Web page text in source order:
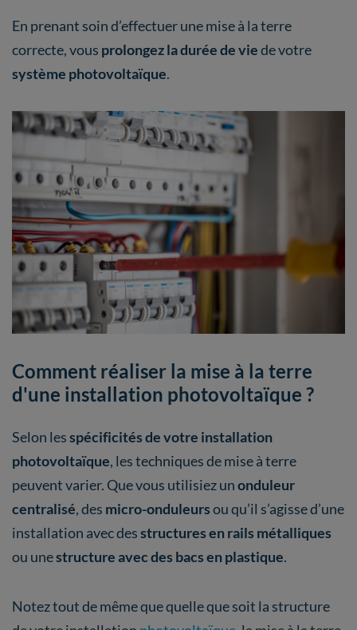
En prenant soin d’effectuer une mise à la terre
correcte, vous prolongez la durée de viede votre
système photovoltaïque.
Comment réaliser la mise à la terre
d'une installation photovoltaïque ?
Selon lesspécificités de votre installation
photovoltaïque, les techniques de mise à terre
peuvent varier. Que vous utilisiez unonduleur
centralisé, des micro-onduleursou qu’il s’agisse d’une
installation avec desstructures en rails métalliques
ou unestructure avec des bacs en plastique.
Notez tout de même que quelle que soit la structure